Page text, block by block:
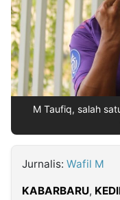
Insight
NTB
Suara
Time
Lens
IDN
Daily
Jogja
Jalan
Rakyat
Idealita
News
Kita
Notice
Dinamikapost.com
Radar
Baru
Seedbacklink
Follow
Kabarbaru
M Taufiq, salah
Jurnalis: Wafil M
KABARBARU,